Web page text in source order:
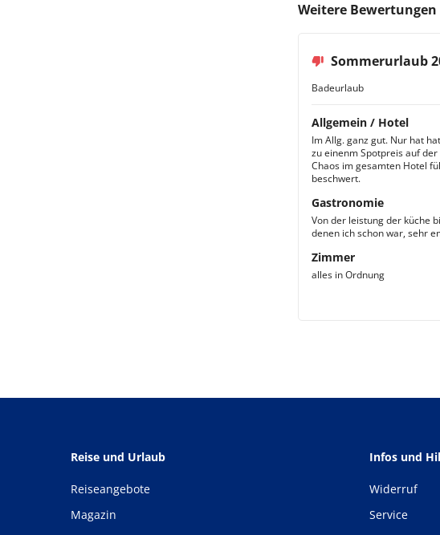
Weitere
Sommerurlaub
Badeurlaub
Allgemein / Hotel
Im Allg. ganz gut. Nur hat
zu einenm Spotpreis auf
Chaos im gesamten Hotel
beschwert.
Gastronomie
Von der leistung der küche
denen ich schon war, sehr
Zimmer
alles in Ordnung
Reise und Urlaub
Reiseangebote
Magazin
Infos und
Widerruf
Service